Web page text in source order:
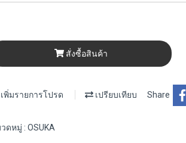
สั่งซื้อสินค้า
เพิ่มรายการโปรด เปรียบเทียบ Share
ดหมู่ : OSUKA